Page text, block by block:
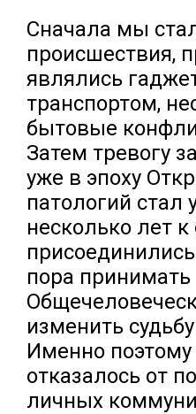
Сначала мы
происшествия,
являлись
транспортом,
бытовые
Затем тревогу
уже в эпоху
патологий
несколько лет
пора
изменить
Именно
отказалось от
личных